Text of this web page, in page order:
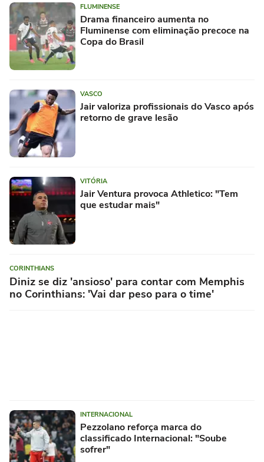
FLUMINENSE
Drama financeiro aumenta no
Fluminense com eliminação precoce na
Copa do Brasil
VASCO
Jair valoriza profissionais do Vasco após
retorno de grave lesão
VITÓRIA
Jair Ventura provoca Athletico: "Tem
que estudar mais"
CORINTHIANS
Diniz se diz 'ansioso' para contar com Memphis
no Corinthians: 'Vai dar peso para o time'
INTERNACIONAL
Pezzolano reforça marca do
classificado Internacional: "Soube
sofrer"